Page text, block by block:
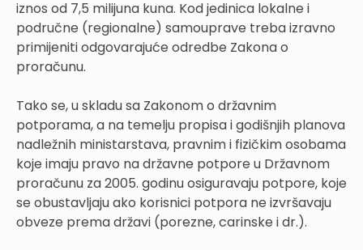
iznos od 7,5 milijuna kuna. Kod jedinica lokalne i
područne (regionalne) samouprave treba izravno
primijeniti odgovarajuće odredbe Zakona o
proračunu.
Tako se, u skladu sa Zakonom o državnim
potporama, a na temelju propisa i godišnjih planova
nadležnih ministarstava, pravnim i fizičkim osobama
koje imaju pravo na državne potpore u Državnom
proračunu za 2005. godinu osiguravaju potpore, koje
se obustavljaju ako korisnici potpora ne izvršavaju
obveze prema državi (porezne, carinske i dr.).